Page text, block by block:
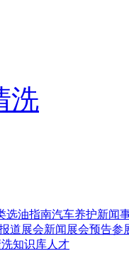
洗
选油指南汽车养护新闻
道展会新闻 展会预告参
知识库人才